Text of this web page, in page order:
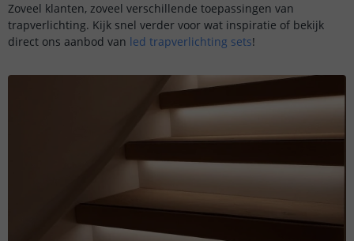
Zoveel klanten, zoveel verschillende toepassingen van
trapverlichting. Kijk snel verder voor wat inspiratie of bekijk
direct ons aanbod van led trapverlichting sets!